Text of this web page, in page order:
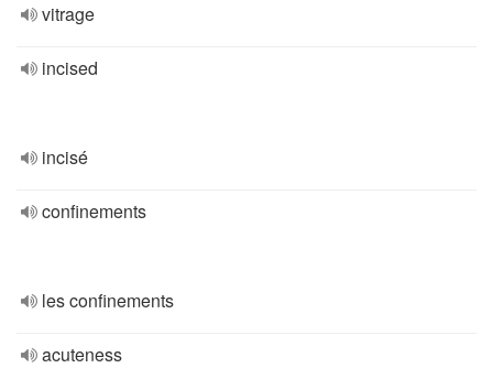
vitrage
incised
incisé
confinements
les confinements
acuteness